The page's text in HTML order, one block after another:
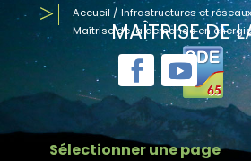
Accueil / Infrastructures et réseaux
Maîtrise de la demande en énergie
MAÎTRISE DE
Sélectionner une page